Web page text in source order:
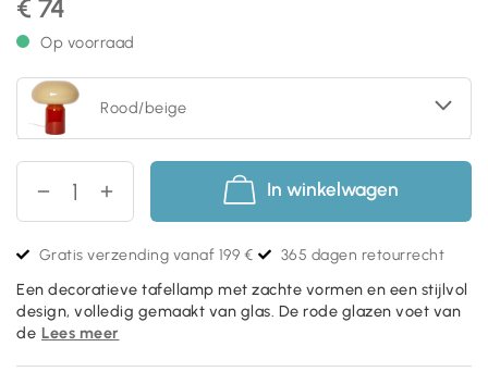
€ 74
Op voorraad
Rood/beige
In winkelwagen
Gratis verzending vanaf 199 € 365 dagen retourrecht
Een decoratieve tafellamp met zachte vormen en een stijlvol
design, volledig gemaakt van glas. De rode glazen voet van
de Lees meer